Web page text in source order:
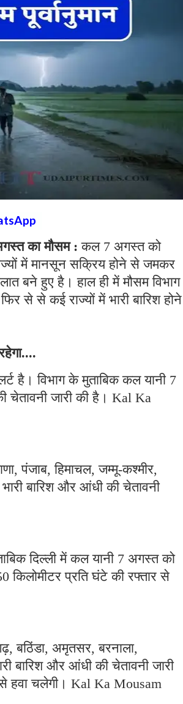
का मौसम :कल 7 अगस्त को
में मानसून सक्रिय होने से जमकर
बने हुए है। हाल ही में मौसम विभाग
से से कई राज्यों में भारी बारिश होने
है। विभाग के मुताबिक कल यानी 7
चेतावनी जारी की है। Kal Ka
पंजाब, हिमाचल, जम्मू-कश्मीर,
बारिश और आंधी की चेतावनी
दिल्ली में कल यानी 7 अगस्त को
किलोमीटर प्रति घंटे की रफ्तार से
बठिंडा, अमृतसर, बरनाला,
बारिश और आंधी की चेतावनी जारी
हवा चलेगी। Kal Ka Mousam